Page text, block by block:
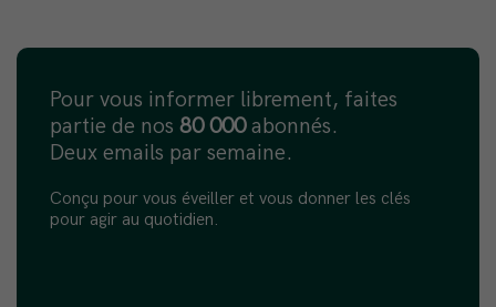
Pour vous informer librement, faites
partie de nos 80 000abonnés.
Deux emails par semaine.
Conçu pour vous éveiller et vous donner les clés
pour agir au quotidien.